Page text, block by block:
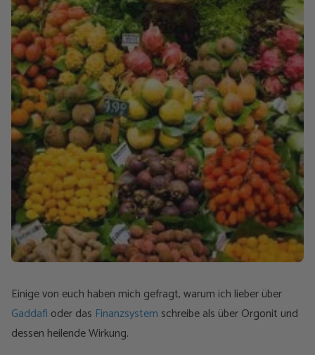
Einige von euch haben mich gefragt, warum ich lieber über
Gaddafi oder das Finanzsystem schreibe als über Orgonit und
dessen heilende Wirkung.